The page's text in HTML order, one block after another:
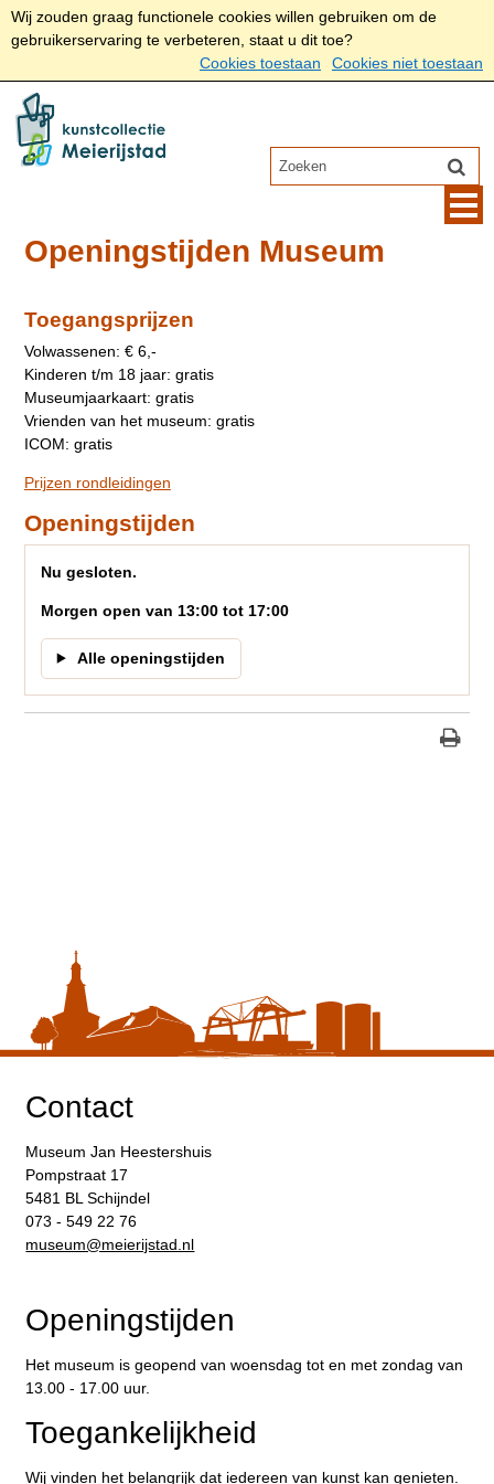
Wij zouden graag functionele cookies willen gebruiken om de
gebruikerservaring te verbeteren, staat u dit toe?
Cookies toestaan
Cookies niet toestaan
Openingstijden Museum
Toegangsprijzen
Volwassenen: € 6,-
Kinderen t/m 18 jaar: gratis
Museumjaarkaart: gratis
Vrienden van het museum: gratis
ICOM: gratis
Prijzen rondleidingen
Openingstijden
Nu gesloten.
Morgen open van 13:00 tot 17:00
Alle openingstijden
Contact
Museum Jan Heestershuis
Pompstraat 17
5481 BL Schijndel
073 - 549 22 76
​museum@meierijstad.nl
Openingstijden
Het museum is geopend van woensdag tot en met zondag van
13.00 - 17.00 uur.
Toegankelijkheid
Wij vinden het belangrijk dat iedereen van kunst kan genieten.